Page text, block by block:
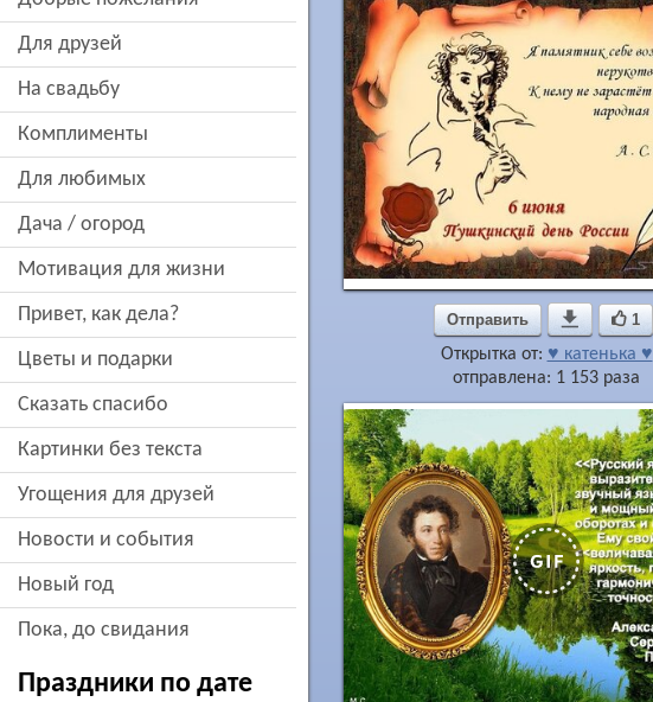
для друзей
на свадьбу
комплименты
для любимых
дача / огород
мотивация для жизни
привет, как дела?
цветы и подарки
сказать спасибо
картинки без текста
угощения для друзей
новости и события
новый год
пока, до свидания
Праздники по дате
Отправить  1
Открытка от: ♥ катенька ♥
отправлена: 1 153 раза